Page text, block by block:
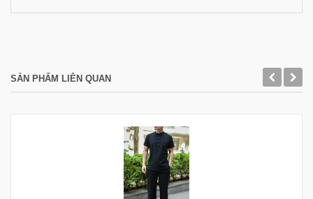
SẢN PHẨM LIÊN QUAN